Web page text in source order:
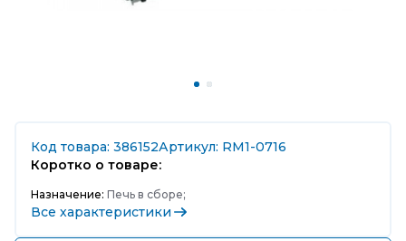
Код товара: 386152Артикул: RM1-0716
Коротко о товаре:
Назначение: Печь в сборе;
Все характеристики